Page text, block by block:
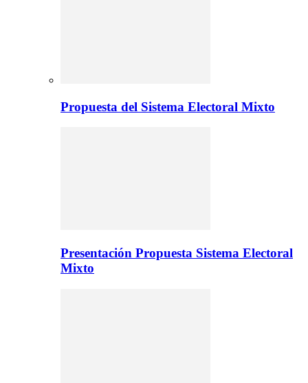
Propuesta del Sistema Electoral Mixto
Presentación Propuesta Sistema Electoral
Mixto